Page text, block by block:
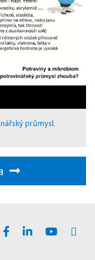
průmysl